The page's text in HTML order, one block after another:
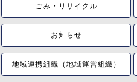
ごみ・リサイクル
お知らせ
地域連携組織（地域運営組織）